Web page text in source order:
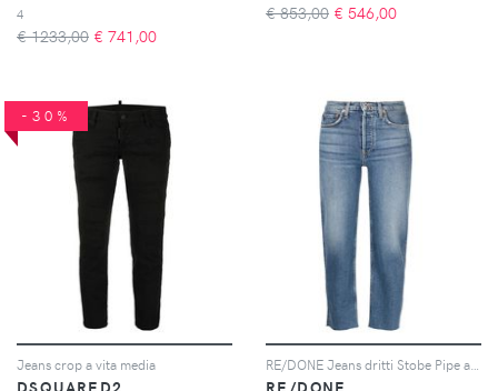
4
€ 1233,00 € 741,00
€ 853,00 € 546,00
-30%
Jeans crop a vita media